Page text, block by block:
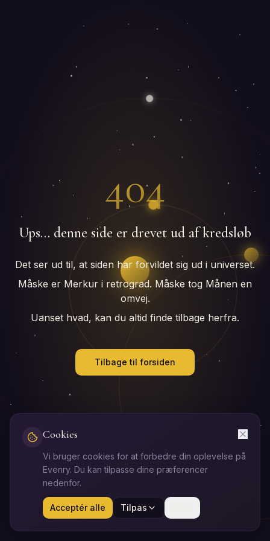
404
Ups… denne side er drevet ud af kredsløb
Det ser ud til, at siden har forvildet sig ud i universet.
Måske er Merkur i retrograd. Måske tog Månen en
omvej.
Uanset hvad, kan du altid finde tilbage herfra.
Tilbage til forsiden
Cookies
Vi bruger cookies for at forbedre din oplevelse på
Evenry. Du kan tilpasse dine præferencer
nedenfor.
Acceptér alle Tilpas